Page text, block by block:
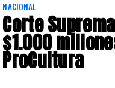
NACIONAL
Corte
$1.000
ProCultura